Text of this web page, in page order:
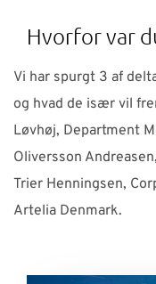
Hvorfor var
Vi har spurgt 3 af
og hvad de især vil
Løvhøj, Department
Oliversson
Trier Henningsen,
Artelia Denmark.